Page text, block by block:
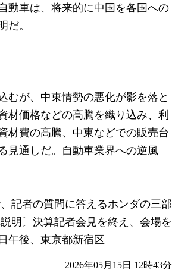
動車は、将来的に中国を各国への
だ。
むが、中東情勢の悪化が影を落と
材価格などの高騰を織り込み、利
材費の高騰、中東などでの販売台
見通しだ。自動車業界への逆風
記者の質問に答えるホンダの三部
明〕決算記者会見を終え、会場を
午後、東京都新宿区
2026年05月15日 12時43分